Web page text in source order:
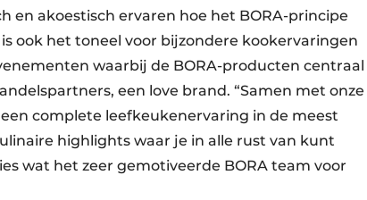
en akoestisch ervaren hoe het BORA-principe
ook het toneel voor bijzondere kookervaringen
waarbij de BORA-producten centraal
een love brand. “Samen met onze
complete leefkeukenervaring in de meest
highlights waar je in alle rust van kunt
wat het zeer gemotiveerde BORA team voor